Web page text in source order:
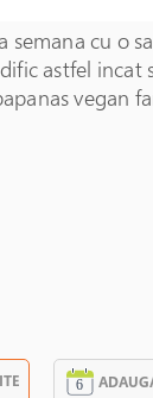
semana cu o
astfel incat
vegan